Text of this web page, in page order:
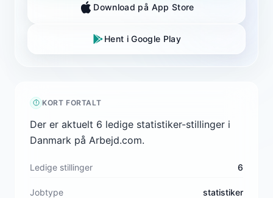
Download på App Store
Hent i Google Play
KORT FORTALT
Der er aktuelt 6 ledige statistiker-stillinger i
Danmark på Arbejd.com.
Ledige stillinger 6
Jobtype statistiker